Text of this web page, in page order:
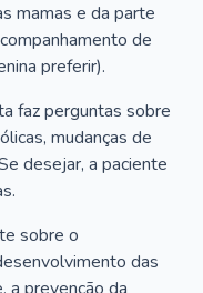
mamas e da parte
de
preferir).
faz perguntas sobre
mudanças de
desejar, a paciente
sobre o
das